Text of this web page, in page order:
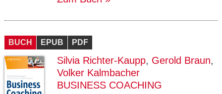
BUCH EPUB PDF
Silvia Richter-Kaupp, Gerold Braun,
Volker Kalmbacher
BUSINESS COACHING